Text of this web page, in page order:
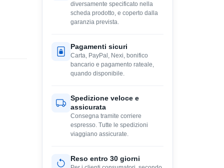
diversamente specificato nella
scheda prodotto, e coperto dalla
garanzia prevista.
Pagamenti sicuri
Carta, PayPal, Nexi, bonifico
bancario e pagamento rateale,
quando disponibile.
Spedizione veloce e
assicurata
Consegna tramite corriere
espresso. Tutte le spedizioni
viaggiano assicurate.
Reso entro 30 giorni